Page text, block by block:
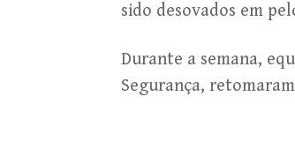
sido desovados em
Durante a semana,
Segurança,